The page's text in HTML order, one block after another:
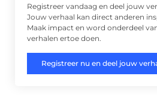
Registreer vandaag en deel jouw
Jouw verhaal kan direct anderen
Maak impact en word onderdeel
verhalen ertoe doen.
Registreer nu en deel jouw